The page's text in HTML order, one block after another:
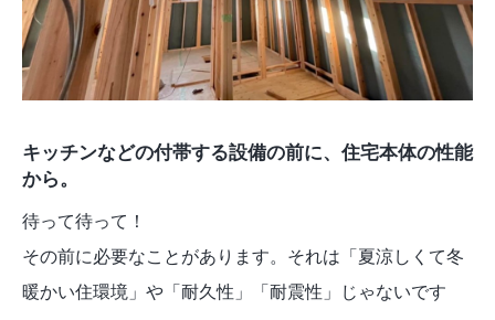
キッチンなどの付帯する設備の前に、住宅本体の性能
から。
待って待って！
その前に必要なことがあります。それは「夏涼しくて冬
暖かい住環境」や「耐久性」「耐震性」じゃないです